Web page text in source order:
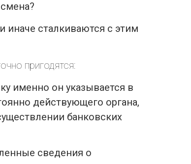
иначе сталкиваются с этим
пригодятся:
именно он указывается в
действующего органа,
банковских
сведения о